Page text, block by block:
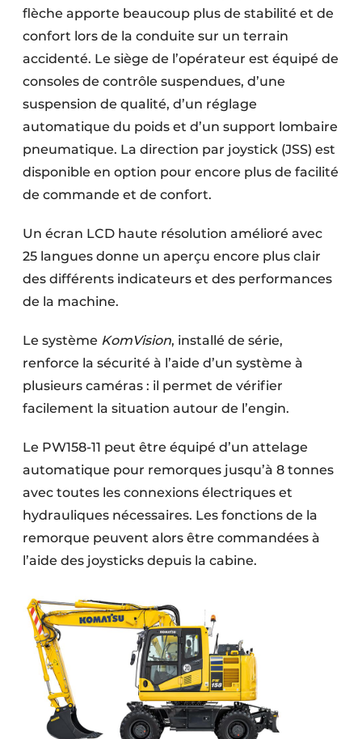
flèche apporte beaucoup plus de stabilité et de
confort lors de la conduite sur un terrain
accidenté. Le siège de l’opérateur est équipé de
consoles de contrôle suspendues, d’une
suspension de qualité, d’un réglage
automatique du poids et d’un support lombaire
pneumatique. La direction par joystick (JSS) est
disponible en option pour encore plus de facilité
de commande et de confort.
Un écran LCD haute résolution amélioré avec
25 langues donne un aperçu encore plus clair
des différents indicateurs et des performances
de la machine.
Le système KomVision, installé de série,
renforce la sécurité à l’aide d’un système à
plusieurs caméras : il permet de vérifier
facilement la situation autour de l’engin.
Le PW158-11 peut être équipé d’un attelage
automatique pour remorques jusqu’à 8 tonnes
avec toutes les connexions électriques et
hydrauliques nécessaires. Les fonctions de la
remorque peuvent alors être commandées à
l’aide des joysticks depuis la cabine.